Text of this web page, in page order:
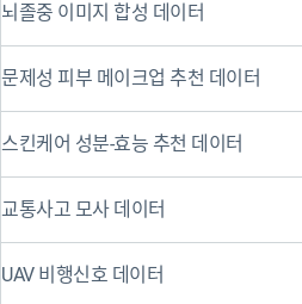
뇌졸중 이미지 합성 데이터
문제성 피부 메이크업 추천 데이터
스킨케어 성분-효능 추천 데이터
교통사고 모사 데이터
UAV 비행신호 데이터